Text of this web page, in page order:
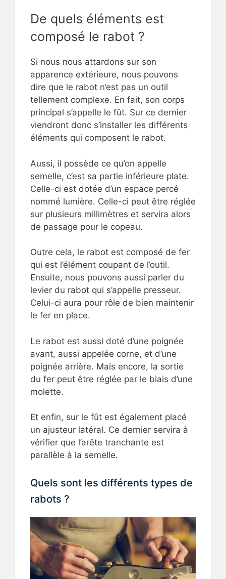
De quels éléments est
composé le rabot ?
Si nous nous attardons sur son
apparence extérieure, nous pouvons
dire que le rabot n’est pas un outil
tellement complexe. En fait, son corps
principal s’appelle le fût. Sur ce dernier
viendront donc s’installer les différents
éléments qui composent le rabot.
Aussi, il possède ce qu’on appelle
semelle, c’est sa partie inférieure plate.
Celle-ci est dotée d’un espace percé
nommé lumière. Celle-ci peut être réglée
sur plusieurs millimètres et servira alors
de passage pour le copeau.
Outre cela, le rabot est composé de fer
qui est l’élément coupant de l’outil.
Ensuite, nous pouvons aussi parler du
levier du rabot qui s’appelle presseur.
Celui-ci aura pour rôle de bien maintenir
le fer en place.
Le rabot est aussi doté d’une poignée
avant, aussi appelée corne, et d’une
poignée arrière. Mais encore, la sortie
du fer peut être réglée par le biais d’une
molette.
Et enfin, sur le fût est également placé
un ajusteur latéral. Ce dernier servira à
vérifier que l’arête tranchante est
parallèle à la semelle.
Quels sont les différents types de
rabots ?